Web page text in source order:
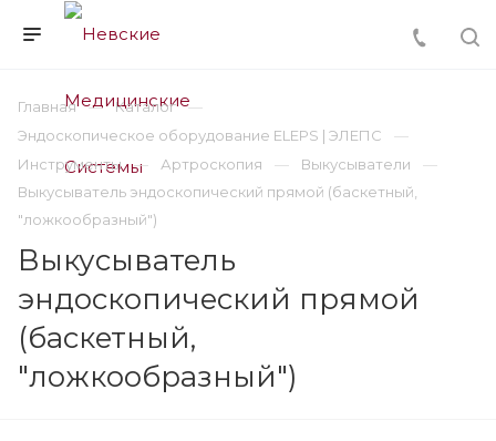
Главная
Каталог
Эндоскопическое оборудование ELEPS | ЭЛЕПС
Инструменты
Артроскопия
Выкусыватели
Выкусыватель эндоскопический прямой (баскетный,
"ложкообразный")
Выкусыватель
эндоскопический прямой
(баскетный,
"ложкообразный")